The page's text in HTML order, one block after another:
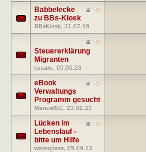
Babbelecke
zu BBs-Kiosk
BBsKiosk , 31.07.16
Steuererklärung
Migranten
cesare , 05.06.23
eBook
Verwaltungs
Programm gesucht
ManuelSC , 23.01.23
Lücken im
Lebenslauf -
bitte um Hilfe
waterglass , 05.09.22